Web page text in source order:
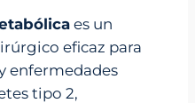
es un
eficaz para
enfermedades
tipo 2,